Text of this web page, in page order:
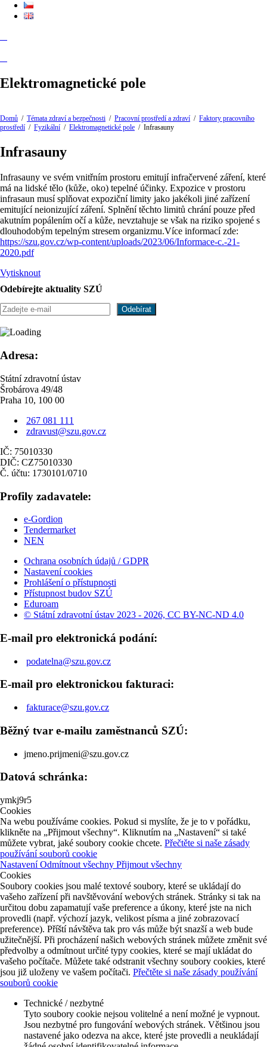
Elektromagnetické pole
Domů / Témata zdraví a bezpečnosti / Pracovní prostředí a zdraví / Faktory pracovního
prostředí / Fyzikální / Elektromagnetické pole / Infrasauny
Infrasauny
Infrasauny ve svém vnitřním prostoru emitují infračervené záření, které
má na lidské tělo (kůže, oko) tepelné účinky. Expozice v prostoru
infrasaun musí splňovat expoziční limity jako jakékoli jiné zařízení
emitující neionizující záření. Splnění těchto limitů chrání pouze před
akutním popálením očí a kůže, nevztahuje se však na riziko spojené s
dlouhodobým tepelným stresem organizmu.Více informací zde:
https://szu.gov.cz/wp-content/uploads/2023/06/Informace-c.-21-
2020.pdf
Vytisknout
Odebírejte aktuality SZÚ
Adresa:
Státní zdravotní ústav
Šrobárova 49/48
Praha 10, 100 00
267 081 111
zdravust@szu.gov.cz
IČ: 75010330
DIČ: CZ75010330
Č. účtu: 1730101/0710
Profily zadavatele:
e-Gordion
Tendermarket
NEN
Ochrana osobních údajů / GDPR
Nastavení cookies
Prohlášení o přístupnosti
Přístupnost budov SZÚ
Eduroam
© Státní zdravotní ústav 2023 - 2026, CC BY-NC-ND 4.0
E-mail pro elektronická podání:
podatelna@szu.gov.cz
E-mail pro elektronickou fakturaci:
fakturace@szu.gov.cz
Běžný tvar e-mailu zaměstnanců SZÚ:
jmeno.prijmeni@szu.gov.cz
Datová schránka:
ymkj9r5
Cookies
Na webu používáme cookies. Pokud si myslíte, že je to v pořádku,
klikněte na „Přijmout všechny“. Kliknutím na „Nastavení“ si také
můžete vybrat, jaké soubory cookie chcete. Přečtěte si naše zásady
používání souborů cookie
NastaveníOdmítnout všechny Přijmout všechny
Cookies
Soubory cookies jsou malé textové soubory, které se ukládají do
vašeho zařízení při navštěvování webových stránek. Stránky si tak na
určitou dobu zapamatují vaše preference a úkony, které jste na nich
provedli (např. výchozí jazyk, velikost písma a jiné zobrazovací
preference). Příští návštěva tak pro vás může být snazší a web bude
užitečnější. Při procházení našich webových stránek můžete změnit své
předvolby a odmítnout určité typy cookies, které se mají ukládat do
vašeho počítače. Můžete také odstranit všechny soubory cookies, které
jsou již uloženy ve vašem počítači. Přečtěte si naše zásady používání
souborů cookie
Technické / nezbytné
Tyto soubory cookie nejsou volitelné a není možné je vypnout.
Jsou nezbytné pro fungování webových stránek. Většinou jsou
nastavené jako odezva na akce, které jste provedli a neukládají